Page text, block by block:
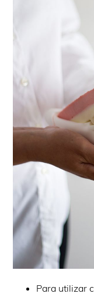
Para utilizar